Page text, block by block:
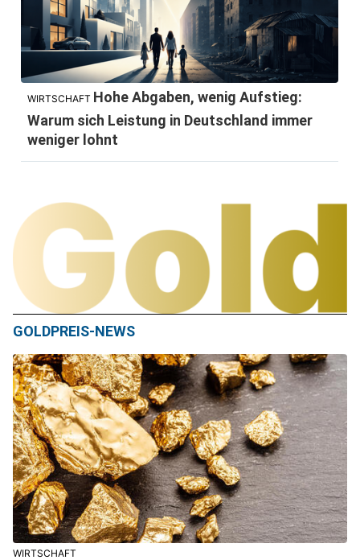
WIRTSCHAFT Hohe Abgaben, wenig Aufstieg:
Warum sich Leistung in Deutschland immer
weniger lohnt
GOLDPREIS-NEWS
WIRTSCHAFT